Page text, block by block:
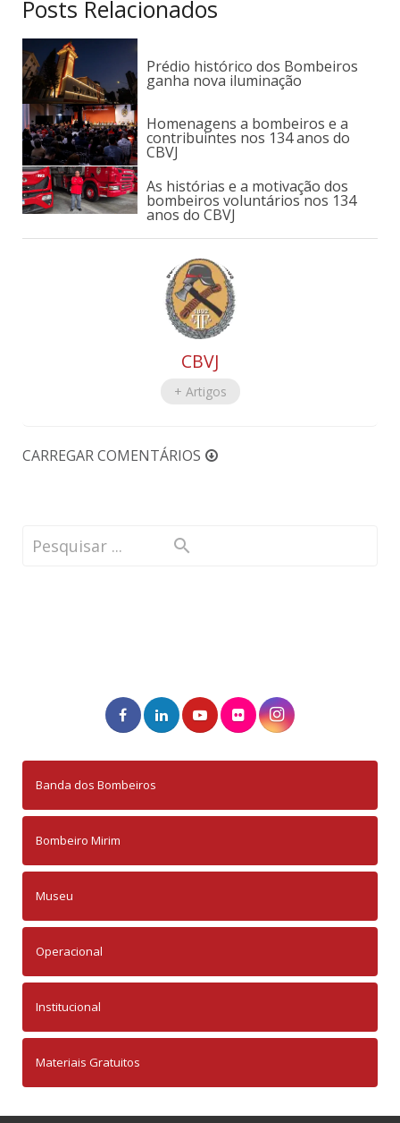
Posts Relacionados
Prédio histórico dos Bombeiros
ganha nova iluminação
Homenagens a bombeiros e a
contribuintes nos 134 anos do
CBVJ
As histórias e a motivação dos
bombeiros voluntários nos 134
anos do CBVJ
CBVJ
+ Artigos
CARREGAR COMENTÁRIOS
Banda dos Bombeiros
Bombeiro Mirim
Museu
Operacional
Institucional
Materiais Gratuitos